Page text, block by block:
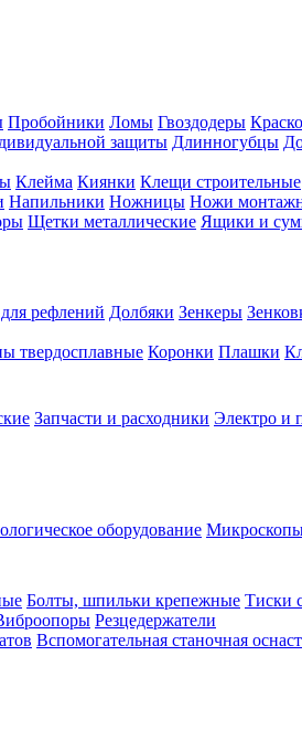
Пробойники Ломы Гвоздодеры
защиты Длинногубцы
Клейма Киянки Клещи строительные
Напильники Ножницы Ножи
Щетки металлические Ящики и
рефлений Долбяки Зенкеры
твердосплавные Коронки Плашки
Запчасти и расходники Электро и
оборудование
Болты, шпильки крепежные Тиски
Резцедержатели
Вспомогательная станочная